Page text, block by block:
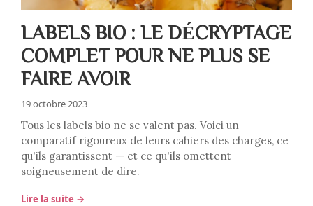
LABELS BIO : LE DÉCRYPTAGE
COMPLET POUR NE PLUS SE
FAIRE AVOIR
19 octobre 2023
Tous les labels bio ne se valent pas. Voici un
comparatif rigoureux de leurs cahiers des charges, ce
qu'ils garantissent — et ce qu'ils omettent
soigneusement de dire.
Lire la suite →